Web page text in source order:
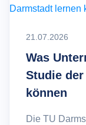
21.07.2026
Was
Studie
können
Die TU